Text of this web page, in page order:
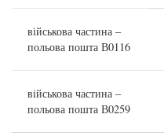
військова частина –
польова пошта В0116
військова частина –
польова пошта В0259